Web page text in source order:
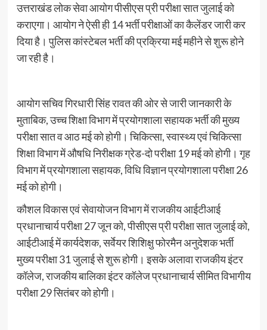
उत्तराखंड लोक सेवा आयोग पीसीएस प्री परीक्षा सात जुलाई को
कराएगा। आयोग ने ऐसी ही 14 भर्ती परीक्षाओं का कैलेंडर जारी कर
दिया है। पुलिस कांस्टेबल भर्ती की प्रक्रिया मई महीने से शुरू होने
जा रही है।
आयोग सचिव गिरधारी सिंह रावत की ओर से जारी जानकारी के
मुताबिक, उच्च शिक्षा विभाग में प्रयोगशाला सहायक भर्ती की मुख्य
परीक्षा सात व आठ मई को होगी। चिकित्सा, स्वास्थ्य एवं चिकित्सा
शिक्षा विभाग में औषधि निरीक्षक ग्रेड-दो परीक्षा 19 मई को होगी। गृह
विभाग में प्रयोगशाला सहायक, विधि विज्ञान प्रयोगशाला परीक्षा 26
मई को होगी।
कौशल विकास एवं सेवायोजन विभाग में राजकीय आईटीआई
प्रधानाचार्य परीक्षा 27 जून को, पीसीएस प्री परीक्षा सात जुलाई को,
आईटीआई में कार्यदेशक, सर्वेयर शिशिक्षु फोरमैन अनुदेशक भर्ती
मुख्य परीक्षा 31 जुलाई से शुरू होगी। इसके अलावा राजकीय इंटर
कॉलेज, राजकीय बालिका इंटर कॉलेज प्रधानाचार्य सीमित विभागीय
परीक्षा 29 सितंबर को होगी।